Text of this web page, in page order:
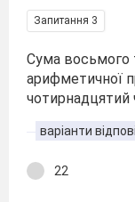
Запитання 3
Сума восьмого
арифметичної
чотирнадцятий
варіанти
22